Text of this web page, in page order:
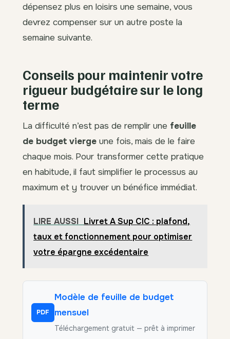
dépensez plus en loisirs une semaine, vous
devrez compenser sur un autre poste la
semaine suivante.
Conseils pour maintenir votre
rigueur budgétaire sur le long
terme
La difficulté n’est pas de remplir une feuille
de budget vierge une fois, mais de le faire
chaque mois. Pour transformer cette pratique
en habitude, il faut simplifier le processus au
maximum et y trouver un bénéfice immédiat.
LIRE AUSSI Livret A Sup CIC : plafond,
taux et fonctionnement pour optimiser
votre épargne excédentaire
PDF
Modèle de feuille de budget
mensuel
Téléchargement gratuit — prêt à imprimer